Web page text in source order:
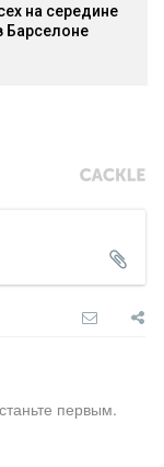
на середине
Барселоне
первым.